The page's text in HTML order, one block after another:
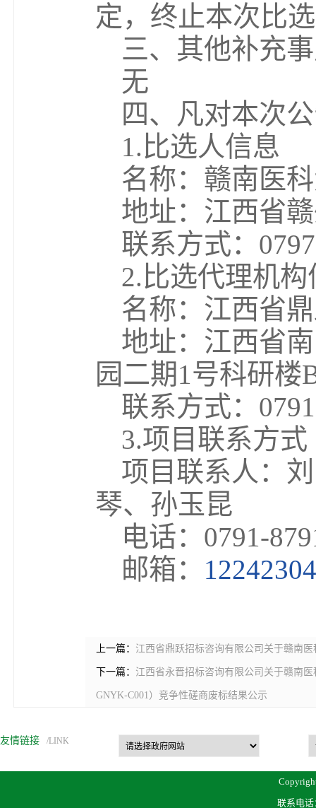
定，终止本次比
三、其他补充
无
四、凡对本次
1.比选人信息
名称：赣南医
地址：江西省
联系方式：
2.比选代理机构
名称：江西省
地址：江西省
园二期1号科研楼
联系方式：
3.项目联系方式
项目联系人：
琴、孙玉昆
电话：0791-
邮箱：
上一篇： 江西省鼎跃招标咨询有限公司关于赣南
下一篇： 江西省永晋招标咨询有限公司关于赣南
GNYK-C001）竞争性磋商废标结果公示
友情链接 /LINK
联系电